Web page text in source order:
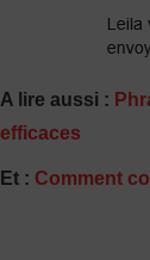
A lire aussi :
efficaces
Et : Comment